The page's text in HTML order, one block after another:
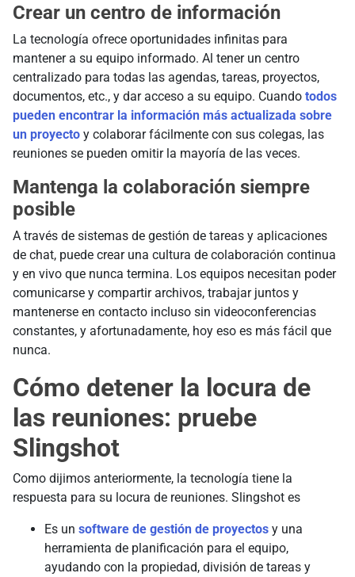
Crear un centro de información
La tecnología ofrece oportunidades infinitas para
mantener a su equipo informado. Al tener un centro
centralizado para todas las agendas, tareas, proyectos,
documentos, etc., y dar acceso a su equipo. Cuando todos
pueden encontrar la información más actualizada sobre
un proyecto y colaborar fácilmente con sus colegas, las
reuniones se pueden omitir la mayoría de las veces.
Mantenga la colaboración siempre
posible
A través de sistemas de gestión de tareas y aplicaciones
de chat, puede crear una cultura de colaboración continua
y en vivo que nunca termina. Los equipos necesitan poder
comunicarse y compartir archivos, trabajar juntos y
mantenerse en contacto incluso sin videoconferencias
constantes, y afortunadamente, hoy eso es más fácil que
nunca.
Cómo detener la locura de
las reuniones: pruebe
Slingshot
Como dijimos anteriormente, la tecnología tiene la
respuesta para su locura de reuniones. Slingshot es
Es un software de gestión de proyectos y una
herramienta de planificación para el equipo,
ayudando con la propiedad, división de tareas y